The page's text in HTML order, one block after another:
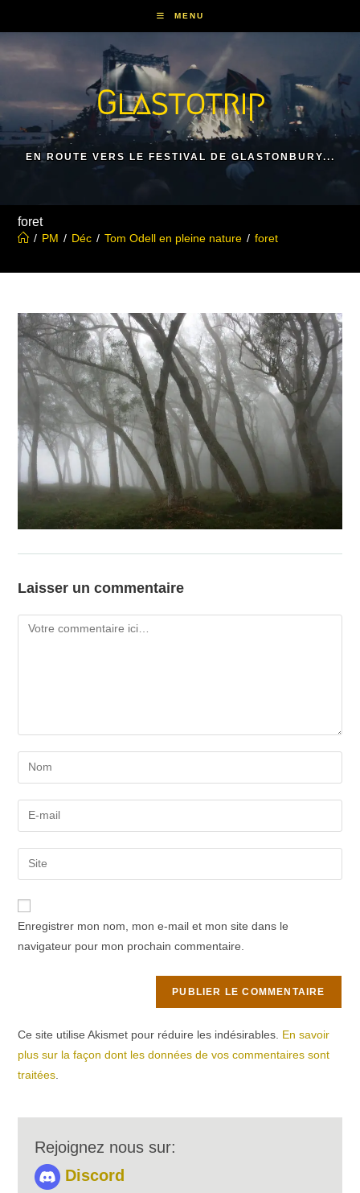
content
MENU
Glastotrip
EN ROUTE VERS LE FESTIVAL DE GLASTONBURY...
foret
/ PM / Déc / Tom Odell en pleine nature / foret
Laisser un commentaire
Comment
Enter
your
name
comment
Enter
your
email
address
comment
Saisir
l’URL
de
Enregistrer mon nom, mon e-mail et mon site dans le
navigateur pour mon prochain commentaire.
Ce site utilise Akismet pour réduire les indésirables. En savoir
plus sur la façon dont les données de vos commentaires sont
traitées
Rejoignez nous sur:
Discord